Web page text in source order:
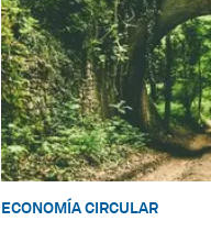
ECONOMÍA CIRCULAR